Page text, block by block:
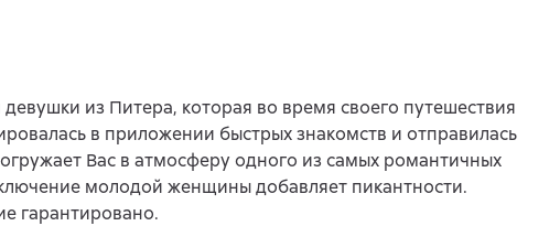
из Питера, которая во время своего путешествия
в приложении быстрых знакомств и отправилась
Вас в атмосферу одного из самых романтичных
молодой женщины добавляет пикантности.
гарантировано.